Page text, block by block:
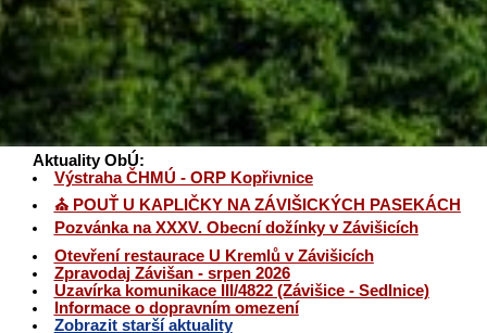
Aktuality ObÚ:
Výstraha ČHMÚ - ORP Kopřivnice
⛪ POUŤ U KAPLIČKY NA ZÁVIŠICKÝCH PASEKÁCH
Pozvánka na XXXV. Obecní dožínky v Závišicích
Otevření restaurace U Kremlů v Závišicích
Zpravodaj Závišan - srpen 2026
Uzavírka komunikace III/4822 (Závišice - Sedlnice)
Informace o dopravním omezení
Zobrazit starší aktuality